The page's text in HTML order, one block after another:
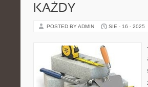
KAŻDY
POSTED BY ADMIN SIE - 16 - 2025